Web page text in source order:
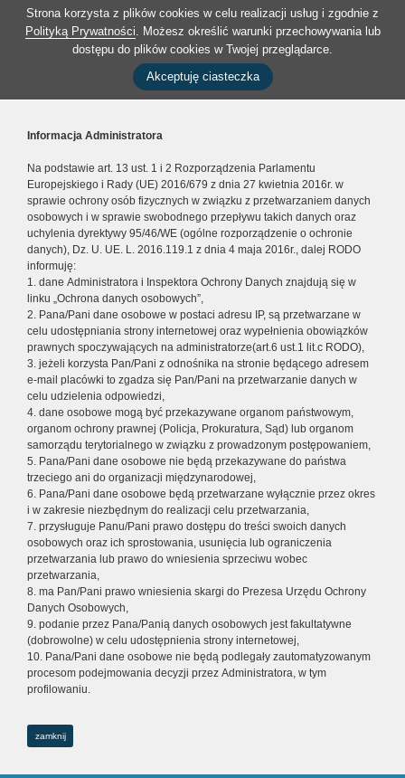
Strona korzysta z plików cookies w celu realizacji usług i zgodnie z
Polityką Prywatności. Możesz określić warunki przechowywania lub
dostępu do plików cookies w Twojej przeglądarce.
Akceptuję ciasteczka
Informacja Administratora
Na podstawie art. 13 ust. 1 i 2 Rozporządzenia Parlamentu
Europejskiego i Rady (UE) 2016/679 z dnia 27 kwietnia 2016r. w
sprawie ochrony osób fizycznych w związku z przetwarzaniem danych
osobowych i w sprawie swobodnego przepływu takich danych oraz
uchylenia dyrektywy 95/46/WE (ogólne rozporządzenie o ochronie
danych), Dz. U. UE. L. 2016.119.1 z dnia 4 maja 2016r., dalej RODO
informuję:
1. dane Administratora i Inspektora Ochrony Danych znajdują się w
linku „Ochrona danych osobowych”,
2. Pana/Pani dane osobowe w postaci adresu IP, są przetwarzane w
celu udostępniania strony internetowej oraz wypełnienia obowiązków
prawnych spoczywających na administratorze(art.6 ust.1 lit.c RODO),
3. jeżeli korzysta Pan/Pani z odnośnika na stronie będącego adresem
e-mail placówki to zgadza się Pan/Pani na przetwarzanie danych w
celu udzielenia odpowiedzi,
4. dane osobowe mogą być przekazywane organom państwowym,
organom ochrony prawnej (Policja, Prokuratura, Sąd) lub organom
samorządu terytorialnego w związku z prowadzonym postępowaniem,
5. Pana/Pani dane osobowe nie będą przekazywane do państwa
trzeciego ani do organizacji międzynarodowej,
6. Pana/Pani dane osobowe będą przetwarzane wyłącznie przez okres
i w zakresie niezbędnym do realizacji celu przetwarzania,
7. przysługuje Panu/Pani prawo dostępu do treści swoich danych
osobowych oraz ich sprostowania, usunięcia lub ograniczenia
przetwarzania lub prawo do wniesienia sprzeciwu wobec
przetwarzania,
8. ma Pan/Pani prawo wniesienia skargi do Prezesa Urzędu Ochrony
Danych Osobowych,
9. podanie przez Pana/Panią danych osobowych jest fakultatywne
(dobrowolne) w celu udostępnienia strony internetowej,
10. Pana/Pani dane osobowe nie będą podlegały zautomatyzowanym
procesom podejmowania decyzji przez Administratora, w tym
profilowaniu.
zamknij